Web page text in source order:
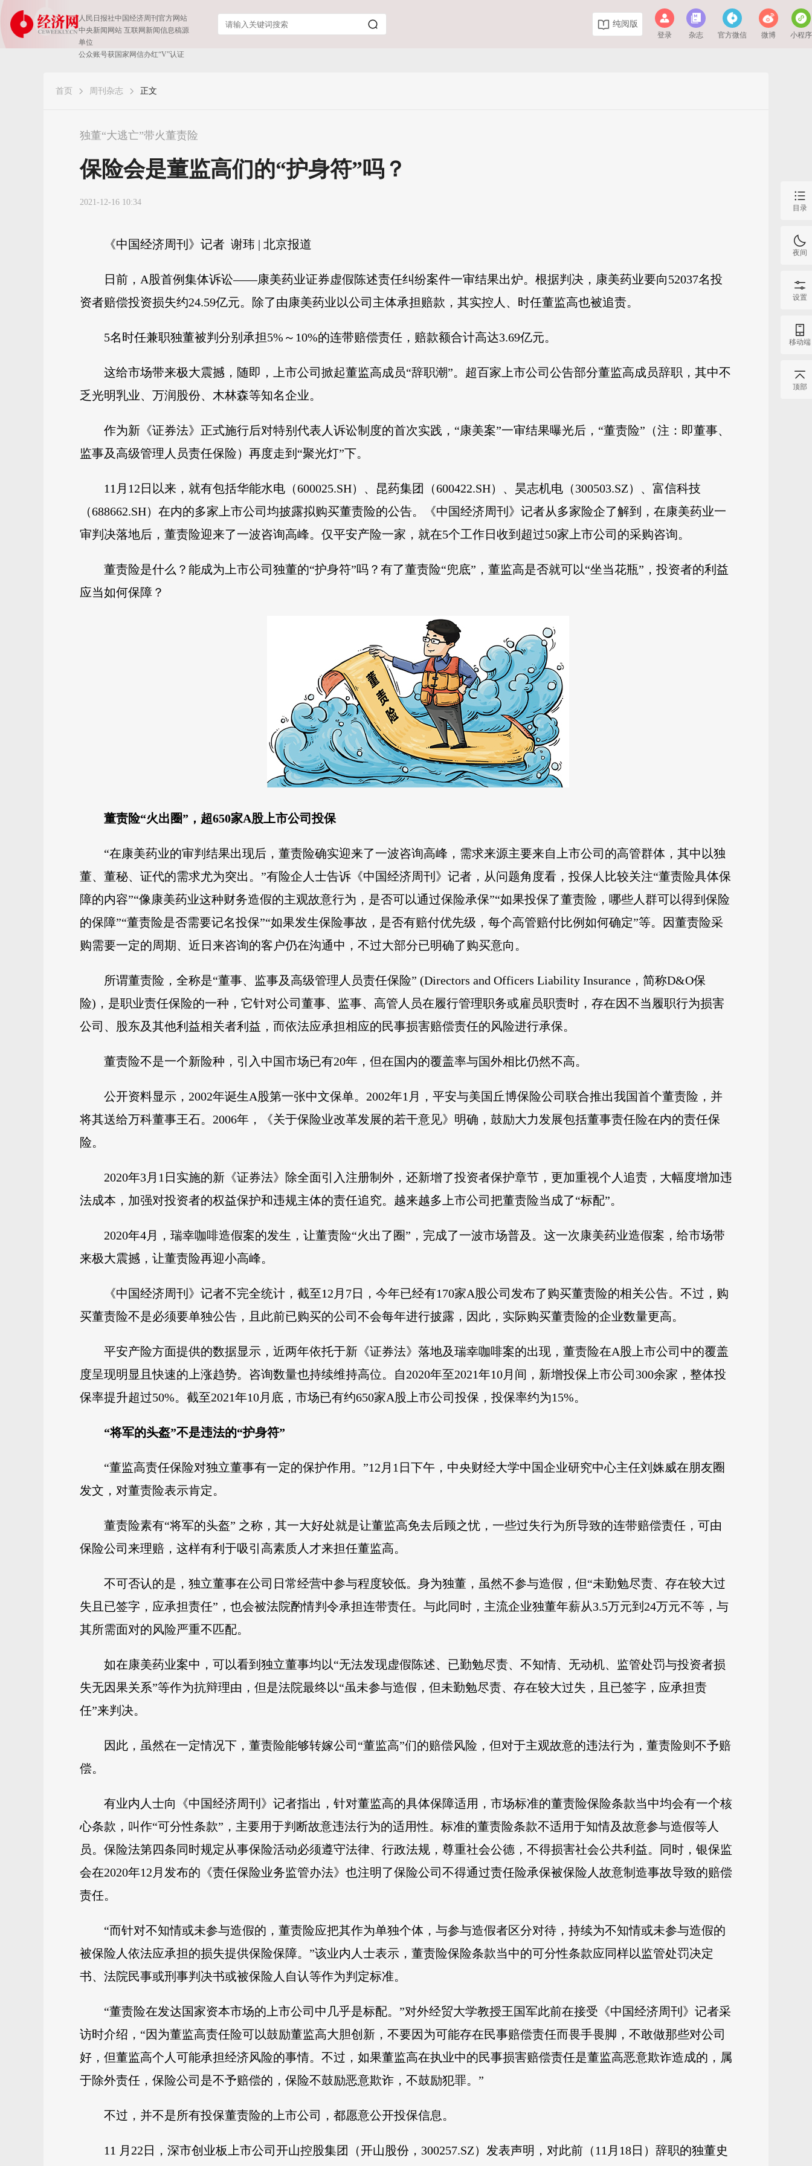
人民日报社中国经济周刊官方网站
中央新闻网站 互联网新闻信息稿源
单位
公众账号获国家网信办红“V”认证
纯阅版
登录 杂志 官方微信 微博 小程序
首页 周刊杂志 正文
独董“大逃亡”带火董责险
保险会是董监高们的“护身符”吗？
2021-12-16 10:34
《中国经济周刊》记者 谢玮 | 北京报道
日前，A股首例集体诉讼——康美药业证券虚假陈述责任纠纷案件一审结果出炉。根据判决，康美药业要向52037名投
资者赔偿投资损失约24.59亿元。除了由康美药业以公司主体承担赔款，其实控人、时任董监高也被追责。
5名时任兼职独董被判分别承担5%～10%的连带赔偿责任，赔款额合计高达3.69亿元。
这给市场带来极大震撼，随即，上市公司掀起董监高成员“辞职潮”。超百家上市公司公告部分董监高成员辞职，其中不
乏光明乳业、万润股份、木林森等知名企业。
作为新《证券法》正式施行后对特别代表人诉讼制度的首次实践，“康美案”一审结果曝光后，“董责险”（注：即董事、
监事及高级管理人员责任保险）再度走到“聚光灯”下。
11月12日以来，就有包括华能水电（600025.SH）、昆药集团（600422.SH）、昊志机电（300503.SZ）、富信科技
（688662.SH）在内的多家上市公司均披露拟购买董责险的公告。《中国经济周刊》记者从多家险企了解到，在康美药业一
审判决落地后，董责险迎来了一波咨询高峰。仅平安产险一家，就在5个工作日收到超过50家上市公司的采购咨询。
董责险是什么？能成为上市公司独董的“护身符”吗？有了董责险“兜底”，董监高是否就可以“坐当花瓶”，投资者的利益
应当如何保障？
董责险“火出圈”，超650家A股上市公司投保
“在康美药业的审判结果出现后，董责险确实迎来了一波咨询高峰，需求来源主要来自上市公司的高管群体，其中以独
董、董秘、证代的需求尤为突出。”有险企人士告诉《中国经济周刊》记者，从问题角度看，投保人比较关注“董责险具体保
障的内容”“像康美药业这种财务造假的主观故意行为，是否可以通过保险承保”“如果投保了董责险，哪些人群可以得到保险
的保障”“董责险是否需要记名投保”“如果发生保险事故，是否有赔付优先级，每个高管赔付比例如何确定”等。因董责险采
购需要一定的周期、近日来咨询的客户仍在沟通中，不过大部分已明确了购买意向。
所谓董责险，全称是“董事、监事及高级管理人员责任保险” (Directors and Officers Liability Insurance，简称D&O保
险)，是职业责任保险的一种，它针对公司董事、监事、高管人员在履行管理职务或雇员职责时，存在因不当履职行为损害
公司、股东及其他利益相关者利益，而依法应承担相应的民事损害赔偿责任的风险进行承保。
董责险不是一个新险种，引入中国市场已有20年，但在国内的覆盖率与国外相比仍然不高。
公开资料显示，2002年诞生A股第一张中文保单。2002年1月，平安与美国丘博保险公司联合推出我国首个董责险，并
将其送给万科董事王石。2006年，《关于保险业改革发展的若干意见》明确，鼓励大力发展包括董事责任险在内的责任保
险。
2020年3月1日实施的新《证券法》除全面引入注册制外，还新增了投资者保护章节，更加重视个人追责，大幅度增加违
法成本，加强对投资者的权益保护和违规主体的责任追究。越来越多上市公司把董责险当成了“标配”。
2020年4月，瑞幸咖啡造假案的发生，让董责险“火出了圈”，完成了一波市场普及。这一次康美药业造假案，给市场带
来极大震撼，让董责险再迎小高峰。
《中国经济周刊》记者不完全统计，截至12月7日，今年已经有170家A股公司发布了购买董责险的相关公告。不过，购
买董责险不是必须要单独公告，且此前已购买的公司不会每年进行披露，因此，实际购买董责险的企业数量更高。
平安产险方面提供的数据显示，近两年依托于新《证券法》落地及瑞幸咖啡案的出现，董责险在A股上市公司中的覆盖
度呈现明显且快速的上涨趋势。咨询数量也持续维持高位。自2020年至2021年10月间，新增投保上市公司300余家，整体投
保率提升超过50%。截至2021年10月底，市场已有约650家A股上市公司投保，投保率约为15%。
“将军的头盔”不是违法的“护身符”
“董监高责任保险对独立董事有一定的保护作用。”12月1日下午，中央财经大学中国企业研究中心主任刘姝威在朋友圈
发文，对董责险表示肯定。
董责险素有“将军的头盔” 之称，其一大好处就是让董监高免去后顾之忧，一些过失行为所导致的连带赔偿责任，可由
保险公司来理赔，这样有利于吸引高素质人才来担任董监高。
不可否认的是，独立董事在公司日常经营中参与程度较低。身为独董，虽然不参与造假，但“未勤勉尽责、存在较大过
失且已签字，应承担责任”，也会被法院酌情判令承担连带责任。与此同时，主流企业独董年薪从3.5万元到24万元不等，与
其所需面对的风险严重不匹配。
如在康美药业案中，可以看到独立董事均以“无法发现虚假陈述、已勤勉尽责、不知情、无动机、监管处罚与投资者损
失无因果关系”等作为抗辩理由，但是法院最终以“虽未参与造假，但未勤勉尽责、存在较大过失，且已签字，应承担责
任”来判决。
因此，虽然在一定情况下，董责险能够转嫁公司“董监高”们的赔偿风险，但对于主观故意的违法行为，董责险则不予赔
偿。
有业内人士向《中国经济周刊》记者指出，针对董监高的具体保障适用，市场标准的董责险保险条款当中均会有一个核
心条款，叫作“可分性条款”，主要用于判断故意违法行为的适用性。标准的董责险条款不适用于知情及故意参与造假等人
员。保险法第四条同时规定从事保险活动必须遵守法律、行政法规，尊重社会公德，不得损害社会公共利益。同时，银保监
会在2020年12月发布的《责任保险业务监管办法》也注明了保险公司不得通过责任险承保被保险人故意制造事故导致的赔偿
责任。
“而针对不知情或未参与造假的，董责险应把其作为单独个体，与参与造假者区分对待，持续为不知情或未参与造假的
被保险人依法应承担的损失提供保险保障。”该业内人士表示，董责险保险条款当中的可分性条款应同样以监管处罚决定
书、法院民事或刑事判决书或被保险人自认等作为判定标准。
“董责险在发达国家资本市场的上市公司中几乎是标配。”对外经贸大学教授王国军此前在接受《中国经济周刊》记者采
访时介绍，“因为董监高责任险可以鼓励董监高大胆创新，不要因为可能存在民事赔偿责任而畏手畏脚，不敢做那些对公司
好，但董监高个人可能承担经济风险的事情。不过，如果董监高在执业中的民事损害赔偿责任是董监高恶意欺诈造成的，属
于除外责任，保险公司是不予赔偿的，保险不鼓励恶意欺诈，不鼓励犯罪。”
不过，并不是所有投保董责险的上市公司，都愿意公开投保信息。
11 月22日，深市创业板上市公司开山控股集团（开山股份，300257.SZ）发表声明，对此前（11月18日）辞职的独董史
目录
夜间
设置
移动端
顶部